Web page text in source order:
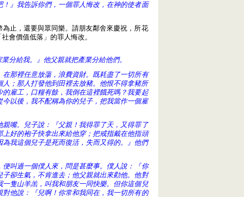
』我告訴你們，一個罪人悔改，在神的使者面
止，還要與眾同樂。請朋友鄰舍來慶祝，所花
會價值低落」的罪人悔改。
分給我。』他父親就把產業分給他們。
那裡任意放蕩，浪費資財。既耗盡了一切所有
；那人打發他到田裡去放豬。他恨不得拿豬所
雇工，口糧有餘，我倒在這裡餓死嗎？我要起
以後，我不配稱為你的兒子，把我當作一個雇
嘴。兒子說：『父親！我得罪了天，又得罪了
好的袍子快拿出來給他穿；把戒指戴在他指頭
我這個兒子是死而復活，失而又得的。』他們
叫過一個僕人來，問是甚麼事。僕人說：『你
卻生氣，不肯進去；他父親就出來勸他。他對
隻山羊羔，叫我和朋友一同快樂。但你這個兒
他說：『兒啊！你常和我同在，我一切所有的